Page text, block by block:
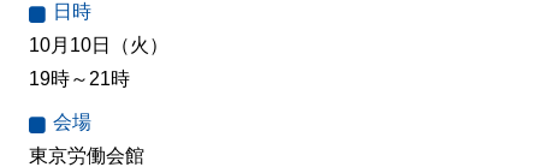
日時
10月10日（火）
19時～21時
会場
東京労働会館